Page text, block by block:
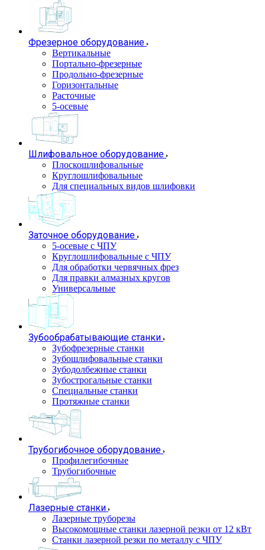
Фрезерное оборудование
Вертикальные
Портально-фрезерные
Продольно-фрезерные
Горизонтальные
Расточные
5-осевые
Шлифовальное оборудование
Плоскошлифовальные
Круглошлифовальные
Для специальных видов шлифовки
Заточное оборудование
5-осевые с ЧПУ
Круглошлифовальные с ЧПУ
Для обработки червячных фрез
Для правки алмазных кругов
Универсальные
Зубообрабатывающие станки
Зубофрезерные станки
Зубошлифовальные станки
Зубодолбежные станки
Зубострогальные станки
Специальные станки
Протяжные станки
Трубогибочное оборудование
Профилегибочные
Трубогибочные
Лазерные станки
Лазерные труборезы
Высокомощные станки лазерной резки от 12 кВт
Станки лазерной резки по металлу с ЧПУ